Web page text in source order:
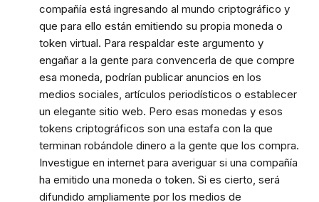
compañía está ingresando al mundo criptográfico y
que para ello están emitiendo su propia moneda o
token virtual. Para respaldar este argumento y
engañar a la gente para convencerla de que compre
esa moneda, podrían publicar anuncios en los
medios sociales, artículos periodísticos o establecer
un elegante sitio web. Pero esas monedas y esos
tokens criptográficos son una estafa con la que
terminan robándole dinero a la gente que los compra.
Investigue en internet para averiguar si una compañía
ha emitido una moneda o token. Si es cierto, será
difundido ampliamente por los medios de